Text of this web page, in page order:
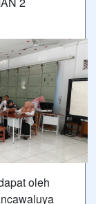
oleh